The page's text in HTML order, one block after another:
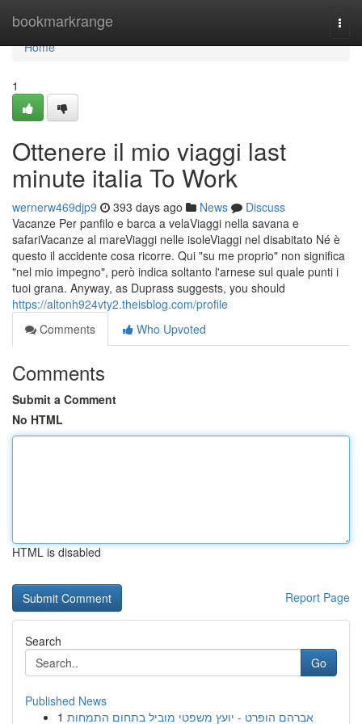
bookmarkrange
Home
Home
1
Ottenere il mio viaggi last
minute italia To Work
wernerw469djp9 393 days ago News
Discuss
Vacanze Per panfilo e barca a velaViaggi nella savana e
safariVacanze al mareViaggi nelle isoleViaggi nel disabitato Né è
questo il accidente cosa ricorre. Qui "su me proprio" non significa
"nel mio impegno", però indica soltanto l'arnese sul quale punti i
tuoi grana. Anyway, as Duprass suggests, you should
https://altonh924vty2.theisblog.com/profile
Comments
Who Upvoted
Comments
Submit a Comment
No HTML
HTML is disabled
Report Page
Search
Go
Published News
1 אברהם הופרט - יועץ משפטי מוביל בתחום התמחות